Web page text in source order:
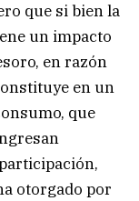
que si bien la
un impacto
en razón
en un
que
otorgado por